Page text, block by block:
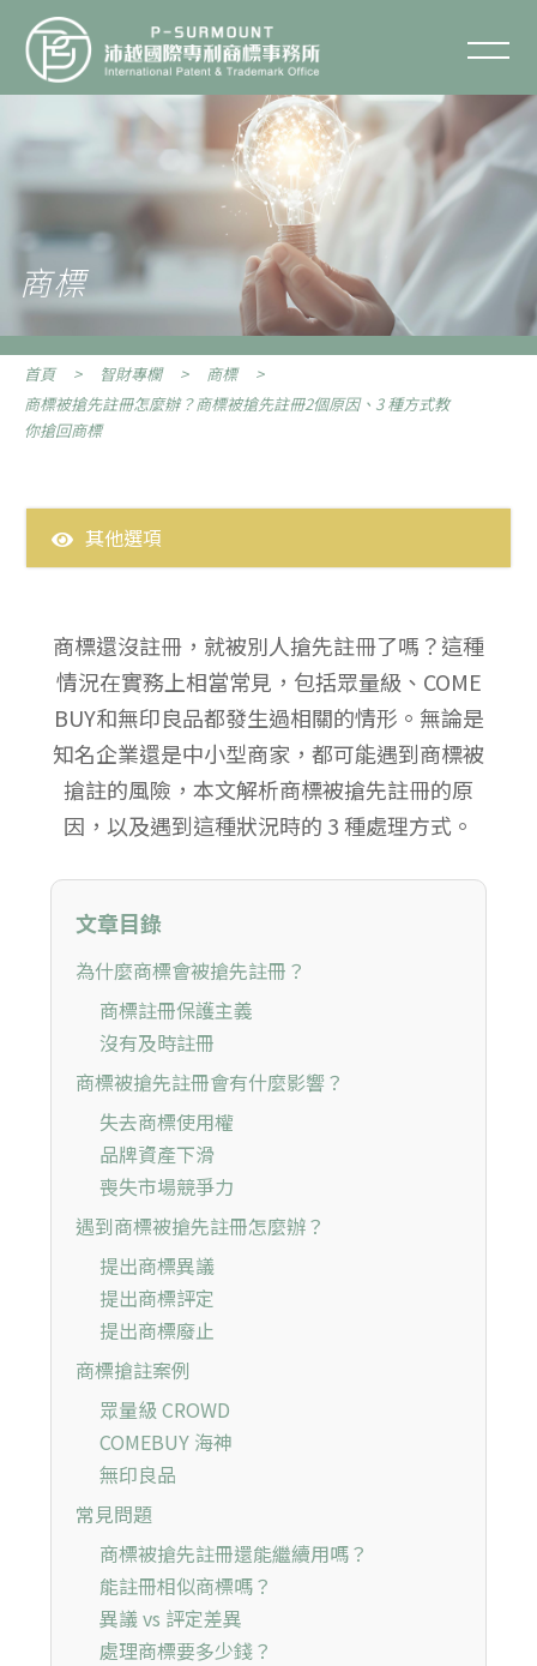
商標被搶先註冊怎麼辦？商標被
搶先註冊2個原因、3 種方式教
你搶回商標
關於沛越
服務項目
服務流程
智財專欄
最新消息
聯絡我們
商標
首頁 智財專欄
商標
商標被搶先註冊怎麼辦？商標被搶先註冊2個原因、3 種方式教
你搶回商標
其他選項
商標
著作權
商標還沒註冊，就被別人搶先註冊了嗎？這種
情況在實務上相當常見，包括眾量級、COME
BUY和無印良品都發生過相關的情形。無論是
知名企業還是中小型商家，都可能遇到商標被
搶註的風險，本文解析商標被搶先註冊的原
因，以及遇到這種狀況時的 3 種處理方式。
文章目錄
為什麼商標會被搶先註冊？
商標註冊保護主義
沒有及時註冊
商標被搶先註冊會有什麼影響？
失去商標使用權
品牌資產下滑
喪失市場競爭力
遇到商標被搶先註冊怎麼辦？
提出商標異議
提出商標評定
提出商標廢止
商標搶註案例
眾量級 CROWD
COMEBUY 海神
無印良品
常見問題
商標被搶先註冊還能繼續用嗎？
能註冊相似商標嗎？
異議 vs 評定差異
處理商標要多少錢？